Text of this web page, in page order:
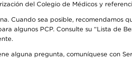
del Colegio de Médicos y
Cuando sea posible, recomendamos
algunos PCP. Consulte su “Lista de
alguna pregunta, comuníquese con